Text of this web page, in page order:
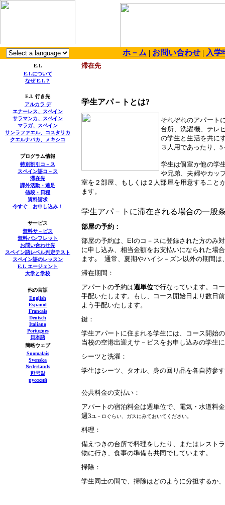
ホ－ム | お問い合わせ | 入学
E.I.
E.I.について
なぜE.I. ？
E.I. 行き先
アルカラ デ
エナーレス、スペイン
サラマンカ、スペイン
マラガ、スペイン
サンラファエル、コスタリカ
クエルナバカ、メキシコ
プログラム情報
特別割引コ－ス
スペイン語コ－ス
滞在先
課外活動・遠足
値段・日程
資料請求
今すぐ お申し込み！
サービス
無料サ－ビス
無料パンフレット
お問い合わせ先
スペイン語レベル判定テスト
スペイン語のレッスン
E.I. エージェント
大学と学校
他の言語
English
Espanol
Francais
Deutsch
Italiano
Portugues
日本語
簡略ウェブ
Suomalais
Svenska
Nederlands
한국말
русский
滞在先
学生アパ－トとは?
それぞれのアパート
台所、洗濯機、テレ
の学生と生活を共に
３ 人用であったり、 5
学生は個室か他の学
や兄弟、夫婦やカッ
室を２部屋、もしくは２人部屋を用意すること
ます。
学生アパ－トに滞在される場合の一般
部屋の予約：
部屋の予約は、
EI のコ－スに登録された方の
に申し込み、相当金額をお支払いになられた場
ます｡ 通常、夏期やハイシ－ズン以外の期間は
滞在期間：
アパートの予約は週単位で行なっています。コ
手配いたします。もし、コース開始日より数日
よう手配いたします。
鍵：
学生アパートに住まれる学生には、コース開始
当校の空港出迎えサ－ビスをお申し込みの学生
シーツと洗濯：
学生はシーツ、タオル、身の回り品を各自持参
公共料金の支払い：
アパートの宿泊料金は週単位で、電気・水道料
週3ユ－ロぐらい、ガスにみておいてください。
料理：
備えつきの台所で料理をしたり、またはレスト
物に行き、食事の準備も共同でしています。
掃除：
学生同士の間で、掃除はどのように分担するか